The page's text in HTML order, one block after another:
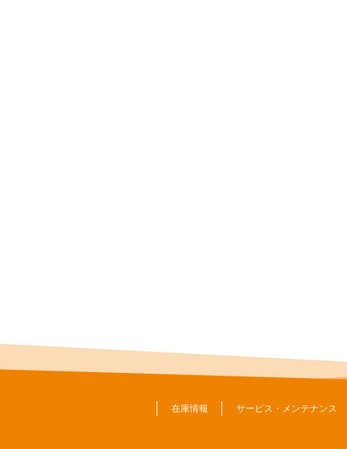
在庫情報 サービス・メンテナンス